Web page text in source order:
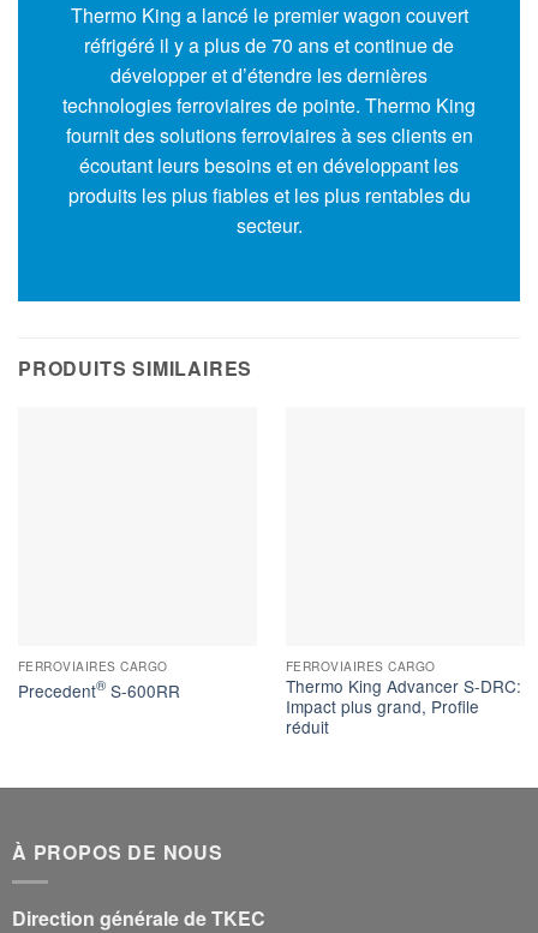
Thermo King a lancé le premier wagon couvert
réfrigéré il y a plus de 70 ans et continue de
développer et d’étendre les dernières
technologies ferroviaires de pointe. Thermo King
fournit des solutions ferroviaires à ses clients en
écoutant leurs besoins et en développant les
produits les plus fiables et les plus rentables du
secteur.
PRODUITS SIMILAIRES
FERROVIAIRES CARGO
Precedent®S-600RR
FERROVIAIRES CARGO
Thermo King Advancer S-DRC:
Impact plus grand, Profile
réduit
À PROPOS DE NOUS
Direction générale de TKEC